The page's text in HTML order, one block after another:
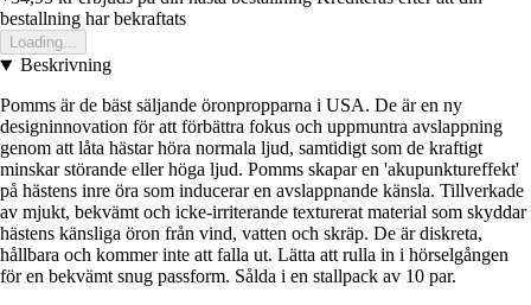
bestallning har bekraftats
Loading...
Beskrivning
Pomms är de bäst säljande öronpropparna i USA. De är en ny
designinnovation för att förbättra fokus och uppmuntra avslappning
genom att låta hästar höra normala ljud, samtidigt som de kraftigt
minskar störande eller höga ljud. Pomms skapar en 'akupunktureffekt'
på hästens inre öra som inducerar en avslappnande känsla. Tillverkade
av mjukt, bekvämt och icke-irriterande texturerat material som skyddar
hästens känsliga öron från vind, vatten och skräp. De är diskreta,
hållbara och kommer inte att falla ut. Lätta att rulla in i hörselgången
för en bekvämt snug passform. Sålda i en stallpack av 10 par.